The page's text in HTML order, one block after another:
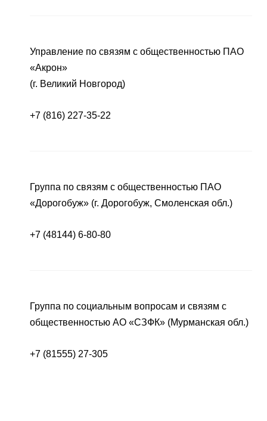
Управление по связям с общественностью ПАО
«Акрон»
(г. Великий Новгород)
+7 (816) 227-35-22
Группа по связям с общественностью ПАО
«Дорогобуж» (г. Дорогобуж, Смоленская обл.)
+7 (48144) 6-80-80
Группа по социальным вопросам и связям с
общественностью АО «СЗФК» (Мурманская обл.)
+7 (81555) 27-305